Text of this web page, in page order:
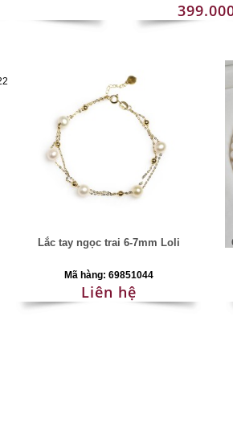
Lắc tay ngọc trai 6-7mm Loli
Mã hàng: 69851044
Liên hệ